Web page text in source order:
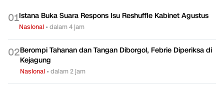
01Istana Buka Suara Respons Isu Reshuffle Kabinet Agustus
Nasional •dalam 4 jam
02Berompi Tahanan dan Tangan Diborgol, Febrie Diperiksa di
Kejagung
Nasional •dalam 2 jam